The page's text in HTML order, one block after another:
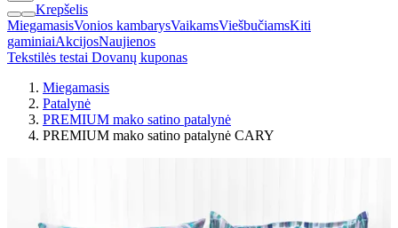
Krepšelis
MiegamasisVonios kambarysVaikamsViešbučiamsKiti
gaminiaiAkcijosNaujienos
Tekstilės testai Dovanų kuponas
Miegamasis
Patalynė
PREMIUM mako satino patalynė
PREMIUM mako satino patalynė CARY